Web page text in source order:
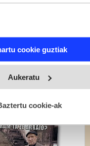
aukera duzu.
geographical location
scanning it for
cookie guztiak
Aukeratu
cookie-ak